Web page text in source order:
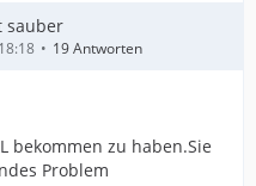
sauber
19 Antworten
bekommen zu haben.Sie
Problem